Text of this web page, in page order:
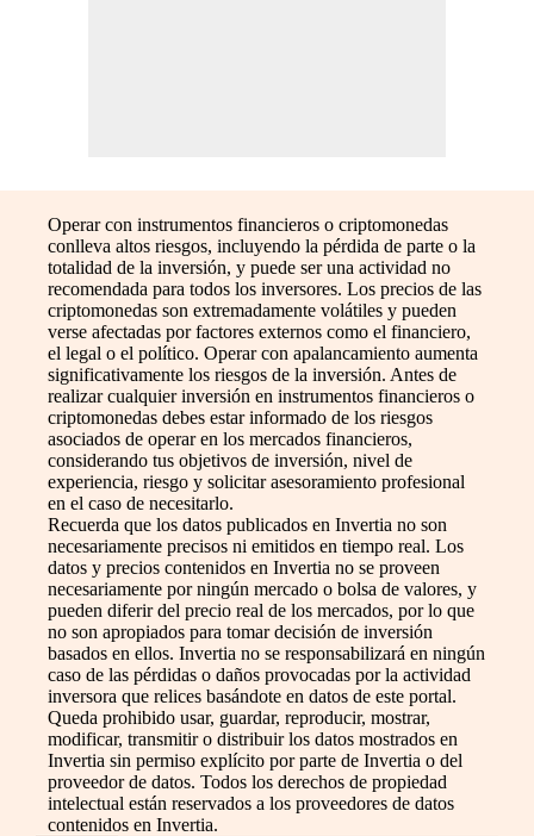
Operar con instrumentos financieros o criptomonedas
conlleva altos riesgos, incluyendo la pérdida de parte o la
totalidad de la inversión, y puede ser una actividad no
recomendada para todos los inversores. Los precios de las
criptomonedas son extremadamente volátiles y pueden
verse afectadas por factores externos como el financiero,
el legal o el político. Operar con apalancamiento aumenta
significativamente los riesgos de la inversión. Antes de
realizar cualquier inversión en instrumentos financieros o
criptomonedas debes estar informado de los riesgos
asociados de operar en los mercados financieros,
considerando tus objetivos de inversión, nivel de
experiencia, riesgo y solicitar asesoramiento profesional
en el caso de necesitarlo.
Recuerda que los datos publicados en Invertia no son
necesariamente precisos ni emitidos en tiempo real. Los
datos y precios contenidos en Invertia no se proveen
necesariamente por ningún mercado o bolsa de valores, y
pueden diferir del precio real de los mercados, por lo que
no son apropiados para tomar decisión de inversión
basados en ellos. Invertia no se responsabilizará en ningún
caso de las pérdidas o daños provocadas por la actividad
inversora que relices basándote en datos de este portal.
Queda prohibido usar, guardar, reproducir, mostrar,
modificar, transmitir o distribuir los datos mostrados en
Invertia sin permiso explícito por parte de Invertia o del
proveedor de datos. Todos los derechos de propiedad
intelectual están reservados a los proveedores de datos
contenidos en Invertia.